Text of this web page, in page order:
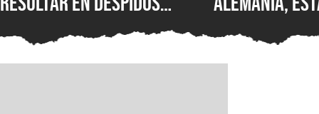
masivos y la venta de
estudios como BioWare,
disponible